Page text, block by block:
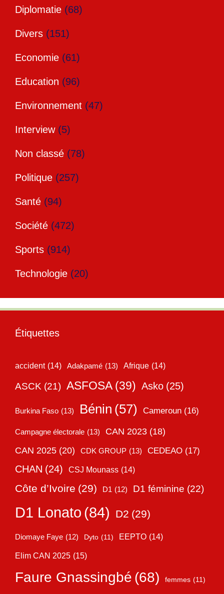
Diplomatie (68)
Divers (151)
Economie (61)
Education (96)
Environnement (47)
Interview(5)
Non classé (78)
Politique (257)
Santé (94)
Société (472)
Sports (914)
Technologie (20)
Étiquettes
accident (14) Adakpamé (13) Afrique (14)
ASCK (21) ASFOSA (39) Asko (25)
Burkina Faso (13) Bénin (57) Cameroun (16)
Campagne électorale (13) CAN 2023 (18)
CAN 2025 (20) CDK GROUP (13) CEDEAO (17)
CHAN (24) CSJ Mounass (14)
Côte d’Ivoire (29) D1 (12) D1 féminine (22)
D1 Lonato (84) D2 (29)
Diomaye Faye (12) Dyto (11) EEPTO (14)
Elim CAN 2025 (15)
Faure Gnassingbé (68) femmes (11)